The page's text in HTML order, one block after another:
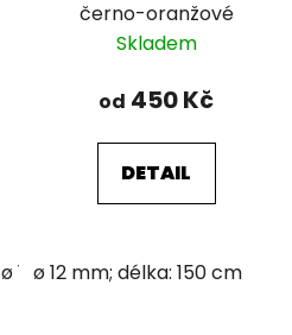
ø 12 mm; délka: 150 cm
černo-oranžové
Skladem
od 450 Kč
DETAIL
ø 12 mm; délka: 150 cm